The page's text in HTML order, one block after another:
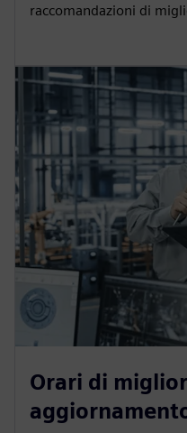
raccomandazioni di
Orari di